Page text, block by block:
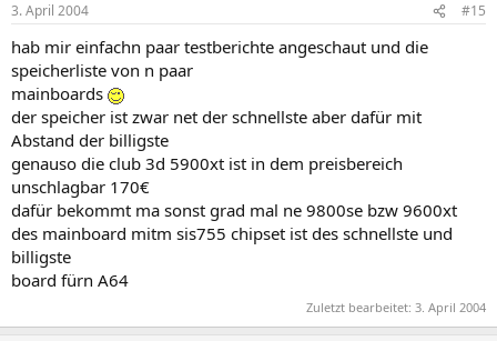
3. April 2004 #15
hab mir einfachn paar testberichte angeschaut und die
speicherliste von n paar
mainboards
der speicher ist zwar net der schnellste aber dafür mit
Abstand der billigste
genauso die club 3d 5900xt ist in dem preisbereich
unschlagbar 170€
dafür bekommt ma sonst grad mal ne 9800se bzw 9600xt
des mainboard mitm sis755 chipset ist des schnellste und
billigste
board fürn A64
Zuletzt bearbeitet: 3. April 2004